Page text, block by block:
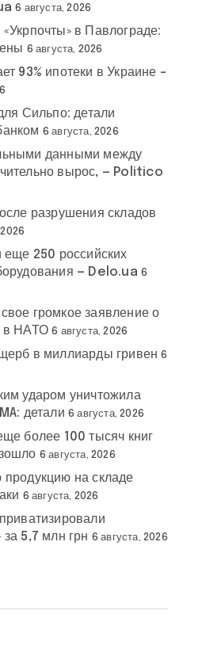
6 августа, 2026
в Павлограде:
6 августа, 2026
93% ипотеки в Украине –
Сильпо: детали
6 августа, 2026
данными между
вырос, — Politico
разрушения складов
еще 250 российских
— Delo.ua 6
громкое заявление о
в НАТО 6 августа, 2026
в миллиарды гривен 6
ударом уничтожила
детали 6 августа, 2026
более 100 тысяч книг
6 августа, 2026
на складе
6 августа, 2026
5,7 млн грн 6 августа, 2026